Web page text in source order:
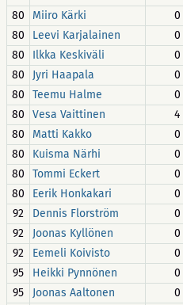
80
Miiro Kärki 0
80
Leevi Karjalainen 0
80
Ilkka Keskiväli 0
80
Jyri Haapala 0
80
Teemu Halme 0
80
Vesa Vaittinen 4
80
Matti Kakko 0
80
Kuisma Närhi 0
80
Tommi Eckert 0
80
Eerik Honkakari 0
92
Dennis Florström 0
92
Joonas Kyllönen 0
92
Eemeli Koivisto 0
95
Heikki Pynnönen 0
95
Joonas Aaltonen 0